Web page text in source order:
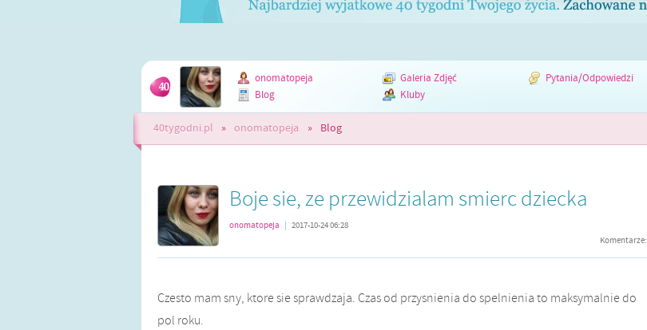
onomatopeja Galeria Zdjęć
Pytania/Odpowiedzi
Blog
Kluby
40tygodni.pl » onomatopeja » Blog
Boje sie, ze przewidzialam smierc dziecka
onomatopeja | 2017-10-24 06:28
Komentarze:
Czesto mam sny, ktore sie sprawdzaja. Czas od przysnienia do spelnienia to maksymalnie do
pol roku.